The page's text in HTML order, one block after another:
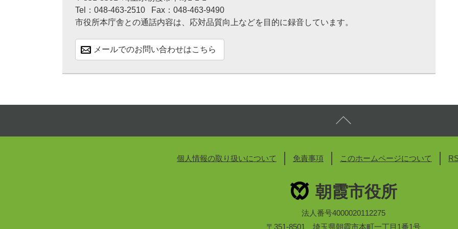
Tel：048-463-2510
Fax：048-463-9490
市役所本庁舎との通話内容は、応対品質向上などを目的に録音しています。
メールでのお問い合わせはこちら
個人情報の取り扱いについて 免責事項 このホームページについて
朝霞市役所
法人番号4000020112275
〒351-8501 埼玉県朝霞市本町一丁目1番1号